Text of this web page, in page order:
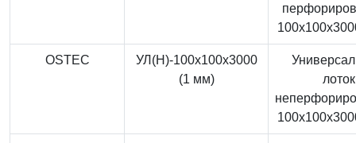
OSTEC
УЛ(Н)-100x100x3000
(1 мм)
лоток